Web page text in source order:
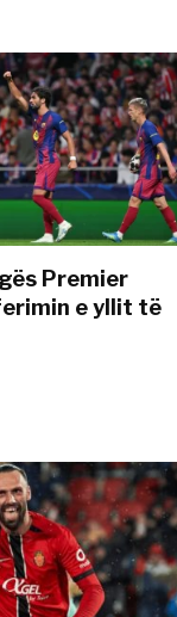
Premier
e yllit të